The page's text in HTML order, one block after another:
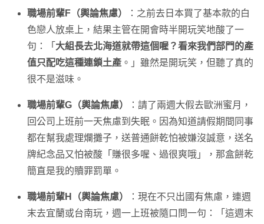
職場前輩F（輿論焦慮）
：之前去日本買了基本款的白
色戀人放桌上，結果主管在開會時半開玩笑地酸了一
句：「 大組長去北海道就帶這個喔？看來我們部門的產
值只配吃這種連鎖土產 。」雖然是開玩笑，但聽了真的
很不是滋味。
職場前輩G（輿論焦慮）
：請了兩週大假去歐洲蜜月，
回公司上班前一天焦慮到失眠。因為知道請假期間同事
都在幫我處理爛攤子，送普通餅乾怕被嫌沒誠意，送名
牌紀念品又怕被酸「賺很多喔、過很爽哦」，那盒餅乾
簡直是我的贖罪罰單。
職場前輩H（輿論焦慮）
：現在不只出國有焦慮，連週
末去宜蘭或台南玩，週一上班被隨口問一句：「這週末